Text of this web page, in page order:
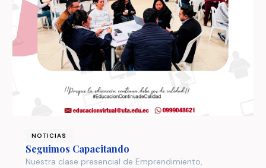
NOTICIAS
Seguimos Capacitando
Nuestra clase presencial de Emprendimiento,